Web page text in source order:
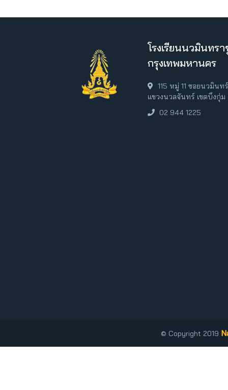
โรงเรียนนวมินทร
กรุงเทพมหานคร
115 หมู่ 11 ซอยนวมิน
แขวงนวลจันทร์ เขตบึงกุ่
02 944 1225
© Copyright 2019